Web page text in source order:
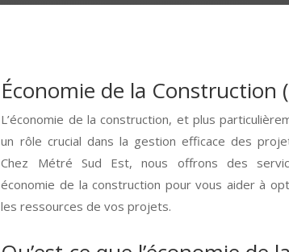
Économie de la Construction
L’économie de la construction, et plus
un rôle crucial dans la gestion efficace des
Chez Métré Sud Est, nous offrons des
économie de la construction pour vous aider à
les ressources de vos projets.